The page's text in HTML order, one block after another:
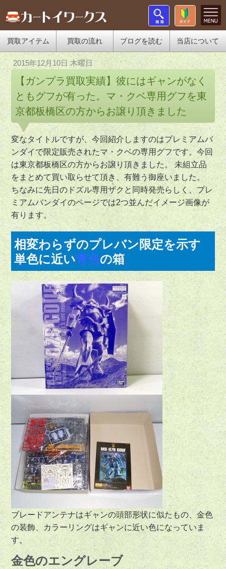
買取アイテム 買取の流れ ブログを読む 当店について
2015年12月10日 木曜日
【ガンプラ買取実績】彼にはギャンがなく
ともグフが有った。マ・クベ専用グフを東
京都板橋区の方からお譲り頂きました
変なタイトルですが、今回紹介しますのはプレミアムバ
ンダイで限定販売されたマ・クベの専用グフです。今回
は東京都板橋区の方からお譲り頂きました。 未組立品
をまとめて買い取らせて頂き、有難う御座いました。
ちなみに先日のドズル専用ザクと同時発売らしく、プレ
ミアムバンダイのページでは2つ並んだイメージ画像が
有ります。
相変わらずのプレバン限定を示す
単色に近い青色の箱
ブレードアンテナはギャンの頭部形状に似たもの、金色
の装飾、カラーリングはギャンに近い色になっていま
す。
金色のエングレーブ